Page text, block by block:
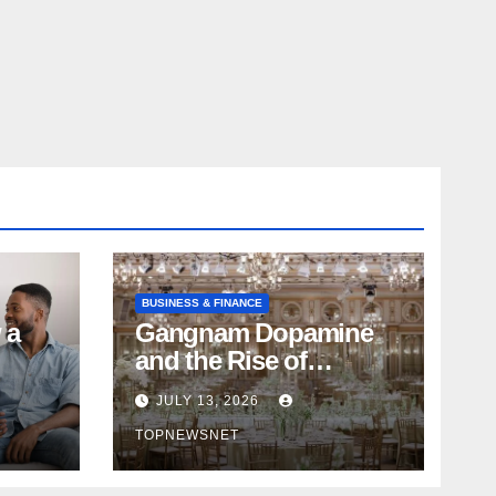
a
BUSINESS & FINANCE
Gangnam Dopamine
and the Rise of
Experience-Based
Nightlife in South
Korea
JULY 13, 2026
TOPNEWSNET